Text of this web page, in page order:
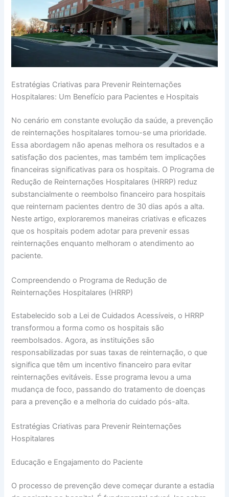
Estratégias Criativas para Prevenir Reinternações
Hospitalares: Um Benefício para Pacientes e Hospitais
No cenário em constante evolução da saúde, a prevenção
de reinternações hospitalares tornou-se uma prioridade.
Essa abordagem não apenas melhora os resultados e a
satisfação dos pacientes, mas também tem implicações
financeiras significativas para os hospitais. O Programa de
Redução de Reinternações Hospitalares (HRRP) reduz
substancialmente o reembolso financeiro para hospitais
que reinternam pacientes dentro de 30 dias após a alta.
Neste artigo, exploraremos maneiras criativas e eficazes
que os hospitais podem adotar para prevenir essas
reinternações enquanto melhoram o atendimento ao
paciente.
Compreendendo o Programa de Redução de
Reinternações Hospitalares (HRRP)
Estabelecido sob a Lei de Cuidados Acessíveis, o HRRP
transformou a forma como os hospitais são
reembolsados. Agora, as instituições são
responsabilizadas por suas taxas de reinternação, o que
significa que têm um incentivo financeiro para evitar
reinternações evitáveis. Esse programa levou a uma
mudança de foco, passando do tratamento de doenças
para a prevenção e a melhoria do cuidado pós-alta.
Estratégias Criativas para Prevenir Reinternações
Hospitalares
Educação e Engajamento do Paciente
O processo de prevenção deve começar durante a estadia